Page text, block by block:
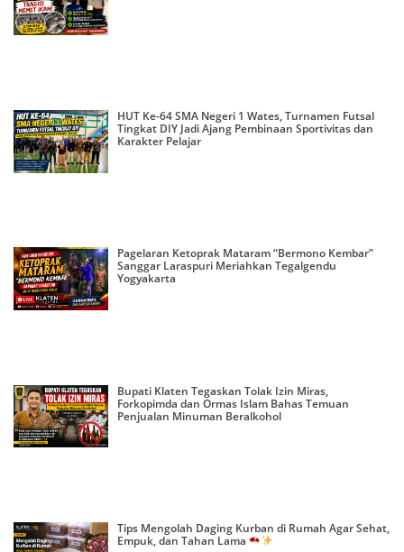
HUT Ke-64 SMA Negeri 1 Wates, Turnamen Futsal
Tingkat DIY Jadi Ajang Pembinaan Sportivitas dan
Karakter Pelajar
Pagelaran Ketoprak Mataram “Bermono Kembar”
Sanggar Laraspuri Meriahkan Tegalgendu
Yogyakarta
Bupati Klaten Tegaskan Tolak Izin Miras,
Forkopimda dan Ormas Islam Bahas Temuan
Penjualan Minuman Beralkohol
Tips Mengolah Daging Kurban di Rumah Agar Sehat,
Empuk, dan Tahan Lama